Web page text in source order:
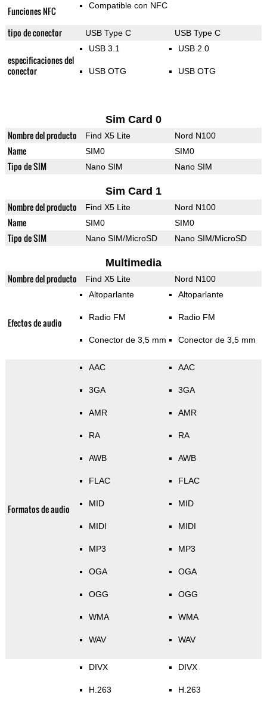
Funciones NFC Compatible con NFC
tipo de conector USB Type C USB Type C
especificaciones del
conector
USB 3.1
USB OTG
USB 2.0
USB OTG
Sim Card 0
Nombre del producto Find X5 Lite Nord N100
Name SIM0 SIM0
Tipo de SIM Nano SIM Nano SIM
Sim Card 1
Nombre del producto Find X5 Lite Nord N100
Name SIM0 SIM0
Tipo de SIM Nano SIM/MicroSD Nano SIM/MicroSD
Multimedia
Nombre del producto Find X5 Lite Nord N100
Efectos de audio
Altoparlante
Radio FM
Conector de 3,5 mm
Altoparlante
Radio FM
Conector de 3,5 mm
Formatos de audio
AAC
3GA
AMR
RA
AWB
FLAC
MID
MIDI
MP3
OGA
OGG
WMA
WAV
AAC
3GA
AMR
RA
AWB
FLAC
MID
MIDI
MP3
OGA
OGG
WMA
WAV
DIVX
H.263
DIVX
H.263